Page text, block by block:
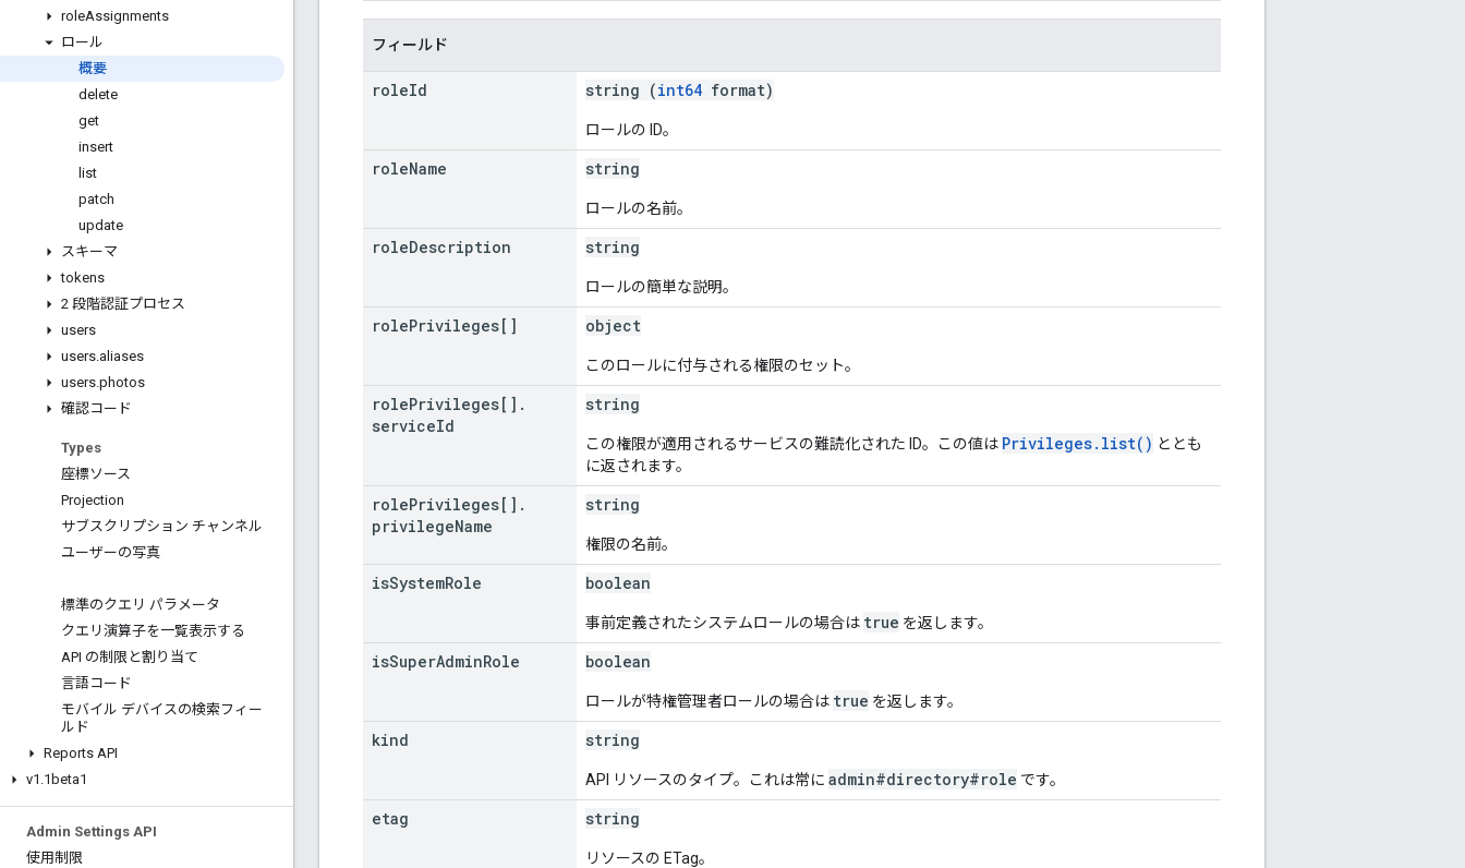
roleAssignments
ロール
概要
delete
get
insert
list
patch
update
スキーマ
tokens
2 段階認証プロセス
users
users.aliases
users.photos
確認コード
Types
座標ソース
Projection
サブスクリプション チャンネル
ユーザーの写真
標準のクエリ パラメータ
クエリ演算子を一覧表示する
API の制限と割り当て
言語コード
モバイル デバイスの検索フィー
ルド
Reports API
v1 .1beta1
Admin Settings API
使用制限
フィールド
roleId string (int64 format)
ロールの ID。
roleName string
ロールの名前。
roleDescription string
ロールの簡単な説明。
rolePrivileges[] object
このロールに付与される権限のセット。
rolePrivileges[] .
serviceId
string
この権限が適用されるサービスの難読化された ID。この値は Privileges.list() ととも
に返されます。
rolePrivileges[] .
privilegeName
string
権限の名前。
isSystemRole boolean
事前定義されたシステムロールの場合は true を返します。
isSuperAdminRole boolean
ロールが特権管理者ロールの場合は true を返します。
kind string
API リソースのタイプ。これは常に admin#directory#role です。
etag string
リソースの ETag。